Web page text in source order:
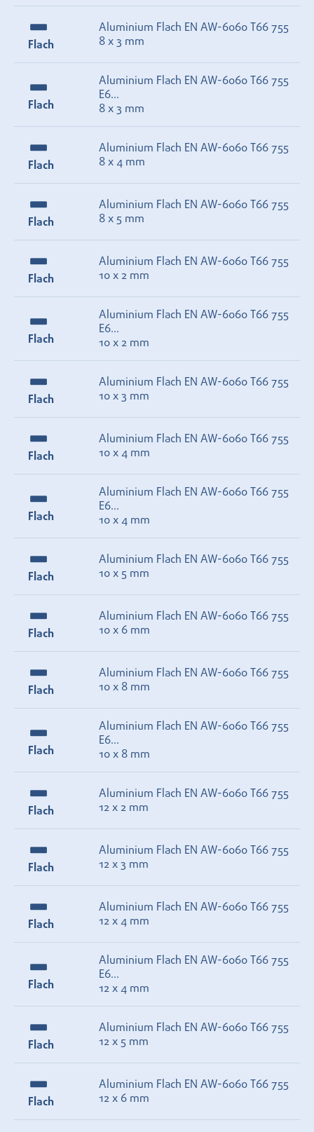
Flach
Aluminium Flach EN AW-6060 T66 755
8 x 3 mm
Flach
Aluminium Flach EN AW-6060 T66 755
E6...
8 x 3 mm
Flach
Aluminium Flach EN AW-6060 T66 755
8 x 4 mm
Flach
Aluminium Flach EN AW-6060 T66 755
8 x 5 mm
Flach
Aluminium Flach EN AW-6060 T66 755
10 x 2 mm
Flach
Aluminium Flach EN AW-6060 T66 755
E6...
10 x 2 mm
Flach
Aluminium Flach EN AW-6060 T66 755
10 x 3 mm
Flach
Aluminium Flach EN AW-6060 T66 755
10 x 4 mm
Flach
Aluminium Flach EN AW-6060 T66 755
E6...
10 x 4 mm
Flach
Aluminium Flach EN AW-6060 T66 755
10 x 5 mm
Flach
Aluminium Flach EN AW-6060 T66 755
10 x 6 mm
Flach
Aluminium Flach EN AW-6060 T66 755
10 x 8 mm
Flach
Aluminium Flach EN AW-6060 T66 755
E6...
10 x 8 mm
Flach
Aluminium Flach EN AW-6060 T66 755
12 x 2 mm
Flach
Aluminium Flach EN AW-6060 T66 755
12 x 3 mm
Flach
Aluminium Flach EN AW-6060 T66 755
12 x 4 mm
Flach
Aluminium Flach EN AW-6060 T66 755
E6...
12 x 4 mm
Flach
Aluminium Flach EN AW-6060 T66 755
12 x 5 mm
Flach
Aluminium Flach EN AW-6060 T66 755
12 x 6 mm